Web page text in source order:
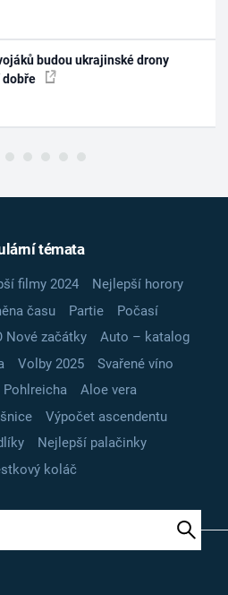
budou ukrajinské drony
témata
filmy 2024
Nejlepší horory
času Partie
Počasí
Nové začátky
Auto – katalog
Volby 2025
Svařené víno
Pohlreicha
Aloe vera
Výpočet ascendentu
Nejlepší palačinky
koláč